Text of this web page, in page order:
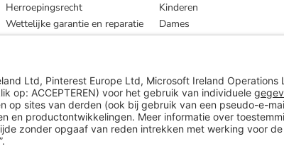
Herroepingsrecht
Wettelijke garantie en reparatie
Kinderen
Dames
Heren